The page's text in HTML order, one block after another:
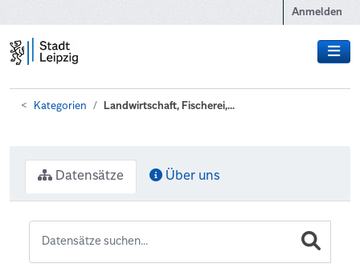
Anmelden
Kategorien Landwirtschaft, Fischerei,...
Datensätze Über uns